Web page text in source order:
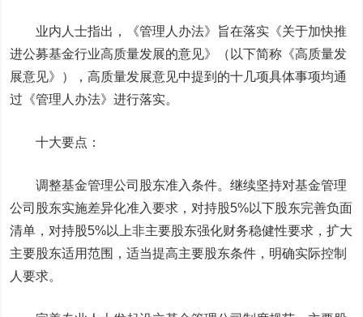
业内人士指出，《管理人办法》旨在落实《关于加快推
进公募基金行业高质量发展的意见》（以下简称《高质量发
展意见》），高质量发展意见中提到的十几项具体事项均通
过《管理人办法》进行落实。
十大要点：
调整基金管理公司股东准入条件。继续坚持对基金管理
公司股东实施差异化准入要求，对持股5%以下股东完善负面
清单，对持股5%以上非主要股东强化财务稳健性要求，扩大
主要股东适用范围，适当提高主要股东条件，明确实际控制
人要求。